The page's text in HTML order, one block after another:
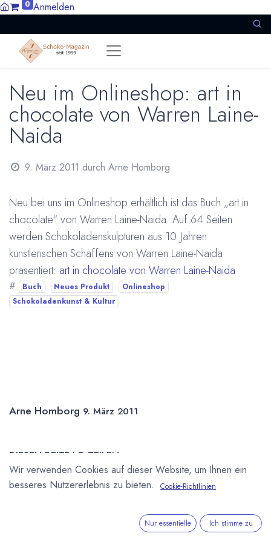
0 Anmelden
Neu im Onlineshop: art in
chocolate von Warren Laine-
Naida
9. März 2011 durch Arne Homborg
Neu bei uns im Onlineshop erhältlich ist das Buch „art in
chocolate“ von Warren Laine-Naida. Auf 64 Seiten
werden Schokoladenskulpturen aus 10 Jahren
künstlerischen Schaffens von Warren Laine-Naida
präsentiert: art in chocolate von Warren Laine-Naida
# Buch Neues Produkt
Onlineshop
Schokoladenkunst & Kultur
Arne Homborg 9. März 2011
DIESEN BEITRAG TEILEN
Wir verwenden Cookies auf dieser Website, um Ihnen ein
besseres Nutzererlebnis zu bieten.
Cookie-Richtlinien
Nur essentielle Ich stimme zu